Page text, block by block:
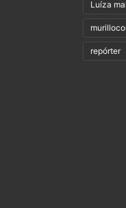
Luíza
repórter